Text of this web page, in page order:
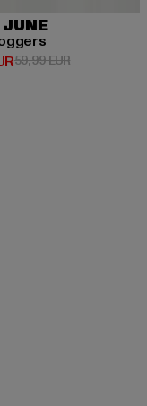
Preis: 30,00 EUR
59,99 EURAktionspreis: